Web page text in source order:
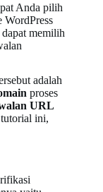
Anda pilih
WordPress
memilih
adalah
proses
URL
tutorial ini,